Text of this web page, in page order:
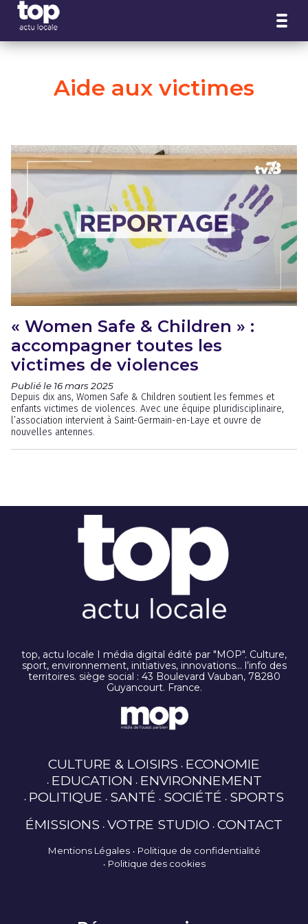
Aide aux victimes
« Women Safe & Children » :
accompagner toutes les
victimes de violences
Publié le 16 mars 2025
Depuis dix ans, Women Safe & Children soutient les femmes et
enfants victimes de violences. Avec une équipe pluridisciplinaire,
l’association intervient à Saint-Germain-en-Laye et ouvre de
nouvelles antennes.
top, actu locale I média digital édité par "MOP". Culture,
sport, environnement, initiatives, innovations… l’info des
territoires. siège social : 43 Boulevard Vauban, 78280
Guyancourt. France.
CULTURE & LOISIRS ECONOMIE
EDUCATION ENVIRONNEMENT
POLITIQUE SANTÉ SOCIÉTÉ SPORTS
ÉMISSIONS VOTRE STUDIO CONTACT
Mentions Légales
Politique de confidentialité
Politique des cookies
Panneau de gestion des cookies